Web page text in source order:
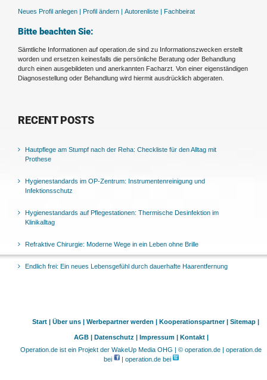
Neues Profil anlegen | Profil ändern | Autorenliste | Fachbeirat
Bitte beachten Sie:
Sämtliche Informationen auf operation.de sind zu Informationszwecken erstellt
worden und ersetzen keinesfalls die persönliche Beratung oder Behandlung
durch einen ausgebildeten und anerkannten Facharzt. Von einer eigenständigen
Diagnosestellung oder Behandlung wird hiermit ausdrücklich abgeraten.
RECENT POSTS
Hautpflege am Stumpf nach der Reha: Checkliste für den Alltag mit
Prothese
Hygienestandards im OP-Zentrum: Instrumentenreinigung und
Infektionsschutz
Hygienestandards auf Pflegestationen: Thermische Desinfektion im
Klinikalltag
Refraktive Chirurgie: Moderne Wege in ein Leben ohne Brille
Endlich frei: Ein neues Lebensgefühl durch dauerhafte Haarentfernung
Start | Über uns | Werbepartner werden | Kooperationspartner | Sitemap |
AGB | Datenschutz | Impressum |
Kontakt |
Operation.de ist ein Projekt der WakeUp Media OHG | © operation.de | operation.de
bei
| operation.de bei